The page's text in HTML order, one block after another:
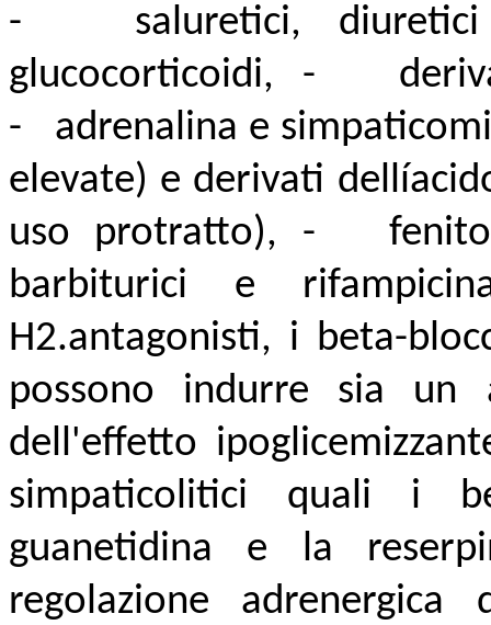
- saluretici,
glucocorticoidi, -
- adrenalina e
elevate) e derivati
uso protratto), -
barbiturici e
H2.antagonisti, i beta-
possono indurre sia un
dell'effetto
simpaticolitici quali i
guanetidina e la
regolazione adrenergica